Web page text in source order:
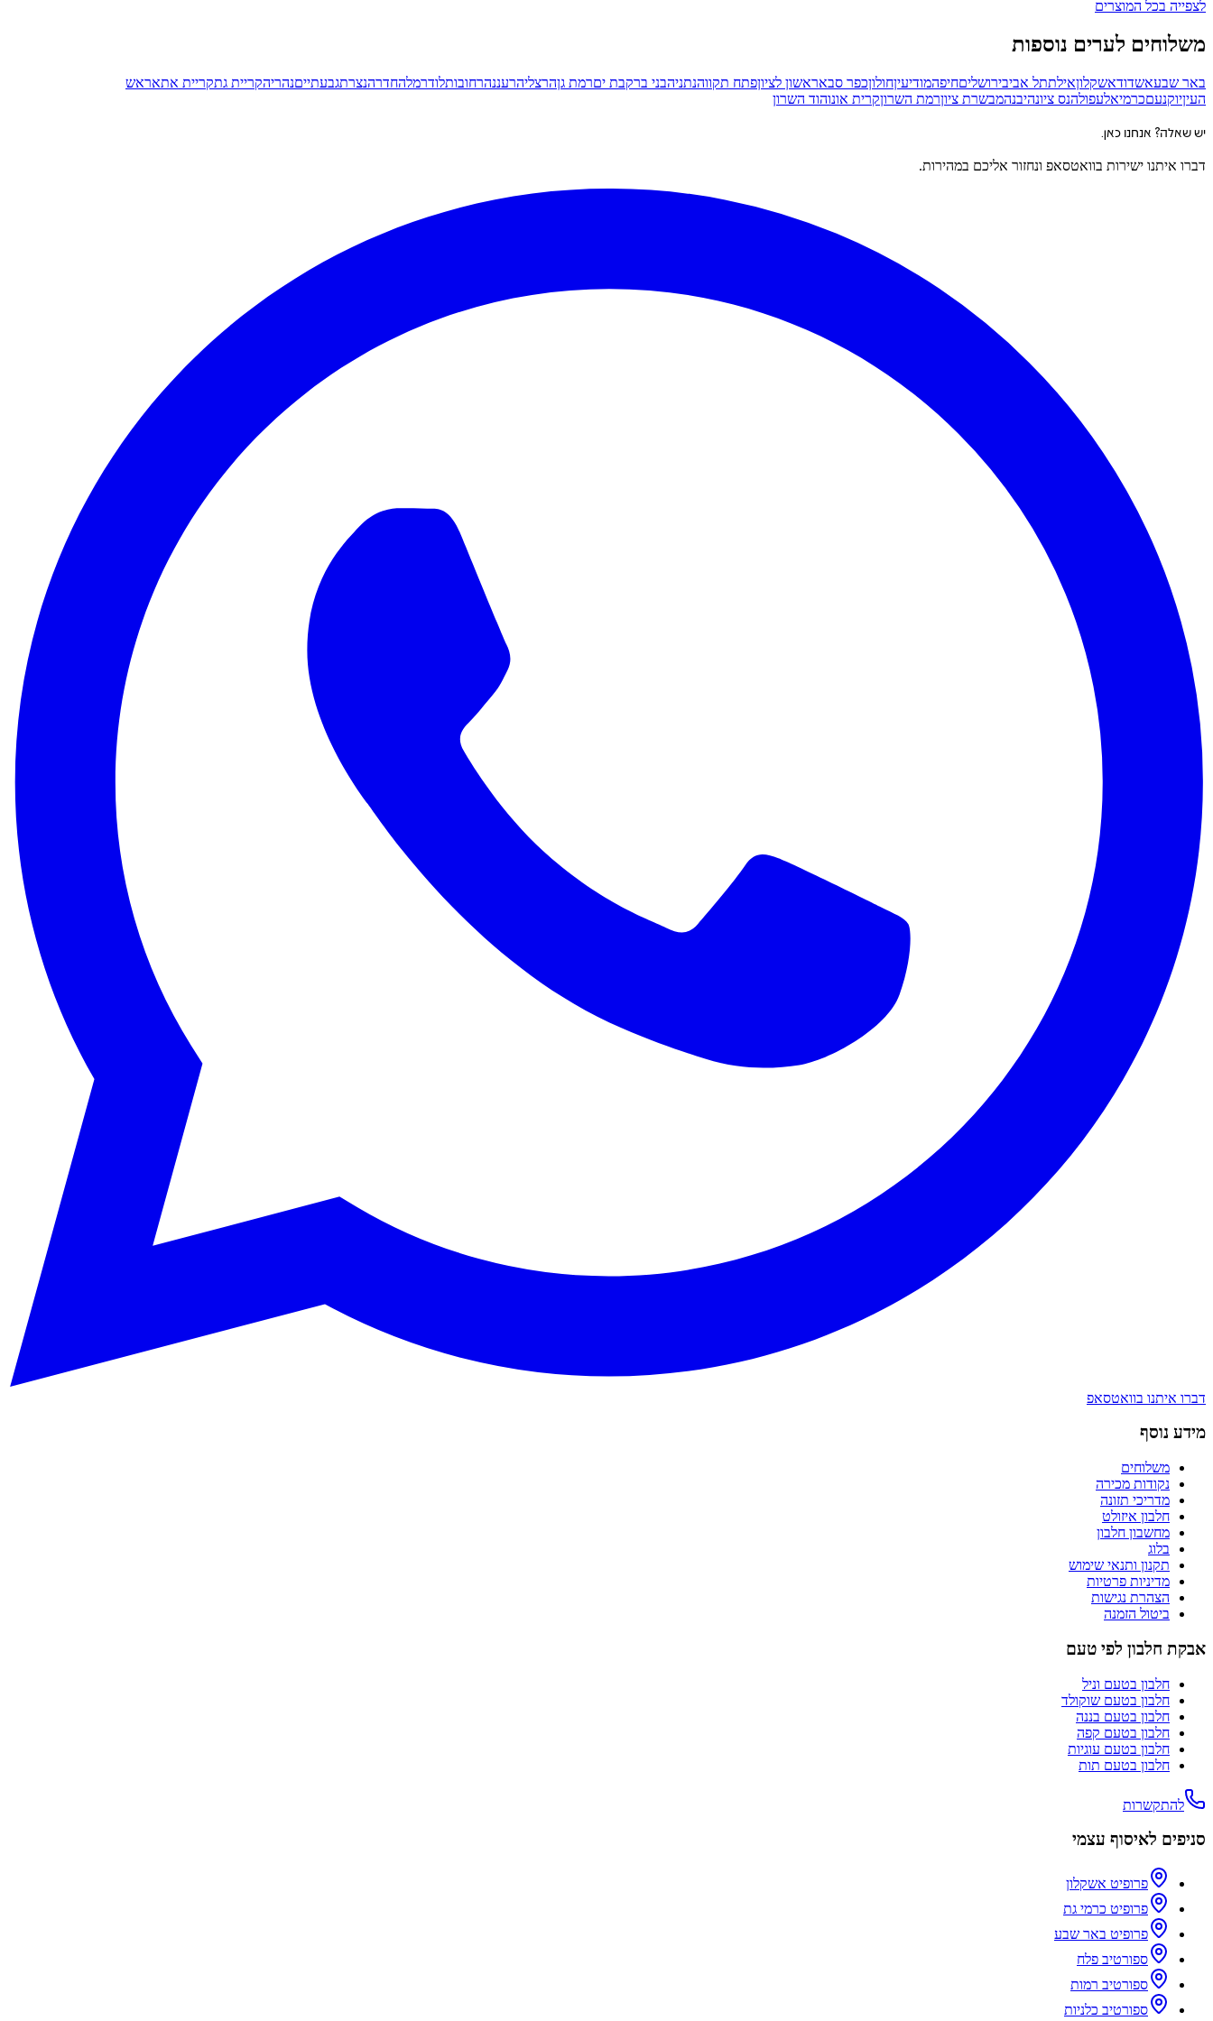
לצפייה בכל המוצרים
משלוחים לערים נוספות
באר שבעאשדודאשקלוןאילתתל אביבירושליםחיפהמודיעיןחולוןכפר סבאראשון לציוןפתח תקווהנתניהבני ברקבת יםרמת גןהרצליהרעננהרחובותלודרמלהחדרהנצרתגבעתייםנהריהקריית גתקריית אתאראש
העיןיוקנעםכרמיאלעפולהנס ציונהיבנהמבשרת ציוןרמת השרוןקרית אונוהוד השרון
יש שאלה? אנחנו כאן.
דברו איתנו ישירות בוואטסאפ ונחזור אליכם במהירות.
דברו איתנו בוואטסאפ
מידע נוסף
משלוחים
נקודות מכירה
מדריכי תזונה
חלבון איזולט
מחשבון חלבון
בלוג
תקנון ותנאי שימוש
מדיניות פרטיות
הצהרת נגישות
ביטול הזמנה
אבקת חלבון לפי טעם
חלבון בטעם וניל
חלבון בטעם שוקולד
חלבון בטעם בננה
חלבון בטעם קפה
חלבון בטעם עוגיות
חלבון בטעם תות
להתקשרות
סניפים לאיסוף עצמי
פרופיט אשקלון
פרופיט כרמי גת
פרופיט באר שבע
ספורטיב פלח
ספורטיב רמות
ספורטיב כלניות